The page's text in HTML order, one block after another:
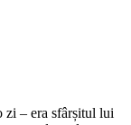
zi – era sfârșitul lui